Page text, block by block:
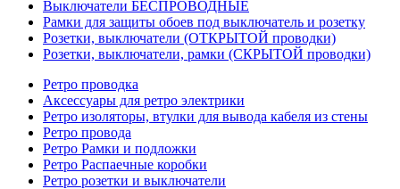
Выключатели БЕСПРОВОДНЫЕ
Рамки для защиты обоев под выключатель и розетку
Розетки, выключатели (ОТКРЫТОЙ проводки)
Розетки, выключатели, рамки (СКРЫТОЙ проводки)
Ретро проводка
Аксессуары для ретро электрики
Ретро изоляторы, втулки для вывода кабеля из стены
Ретро провода
Ретро Рамки и подложки
Ретро Распаечные коробки
Ретро розетки и выключатели